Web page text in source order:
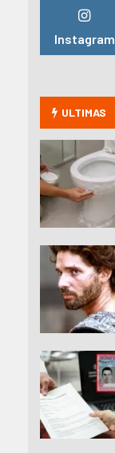
Instagram
ULTIMAS